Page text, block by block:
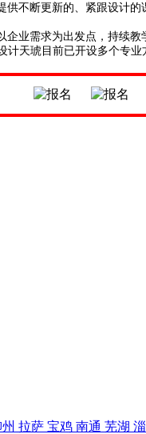
不断更新的、紧跟设计的
业需求为出发点，持续
天琥目前已开设多个专
拉萨 宝鸡 南通 芜湖